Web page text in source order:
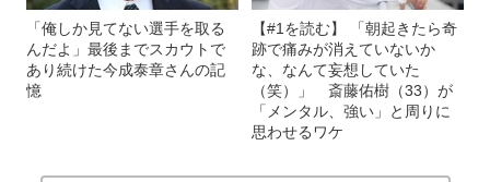
「俺しか見てない選手を取る
んだよ」最後までスカウトで
あり続けた今成泰章さんの記
憶
【#1を読む】 「朝起きたら奇
跡で痛みが消えていないか
な、なんて妄想していた
（笑）」 斎藤佑樹（33）が
「メンタル、強い」と周りに
思わせるワケ